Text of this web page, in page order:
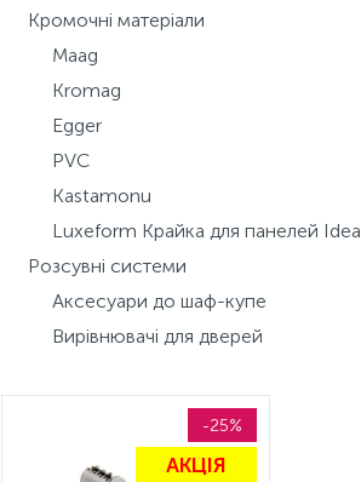
Кромочні матеріали
Maag
Kromag
Egger
PVC
Kastamonu
Luxeform Крайка для панелей Idea
Розсувні системи
Аксесуари до шаф-купе
Вирівнювачі для дверей
-25%
АКЦІЯ
Інструмент та витратні матеріали
Кухонна техніка
Меблі
Фурнітура для ліжок